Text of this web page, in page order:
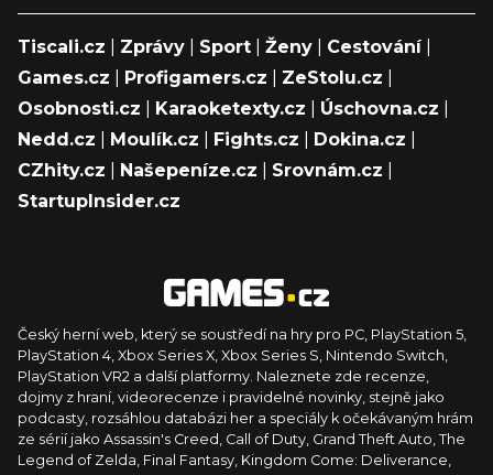
Tiscali.cz Zprávy Sport Ženy Cestování|
Games.cz
Profigamers.cz ZeStolu.cz
Osobnosti.cz
Karaoketexty.cz Úschovna.cz
Nedd.cz
Moulík.cz Fights.cz Dokina.cz
CZhity.cz
Našepeníze.cz Srovnám.cz
StartupInsider.cz
Český herní web, který se soustředí na hry pro PC, PlayStation 5,
PlayStation 4, Xbox Series X, Xbox Series S, Nintendo Switch,
PlayStation VR2 a další platformy. Naleznete zde recenze,
dojmy z hraní, videorecenze i pravidelné novinky, stejně jako
podcasty, rozsáhlou databázi her a speciály k očekávaným hrám
ze sérií jako Assassin's Creed, Call of Duty, Grand Theft Auto, The
Legend of Zelda, Final Fantasy, Kingdom Come: Deliverance,